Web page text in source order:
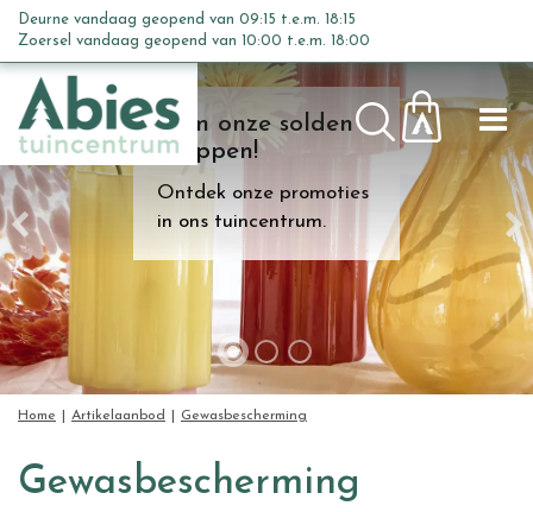
n
c
o
n
t
e
n
t
Kom onze solden
shoppen!
Ontdek onze promoties
in ons tuincentrum.
Home Artikelaanbod Gewasbescherming
Deurne vandaag geopend van 09:15 t.e.m. 18:15
Zoersel vandaag geopend van 10:00 t.e.m. 18:00
Gewasbescherming